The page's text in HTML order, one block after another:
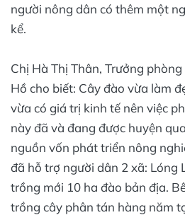
người nông dân có thêm một
kể.
Chị Hà Thị Thân, Trưởng
Hồ cho biết: Cây đào vừa làm
vừa có giá trị kinh tế nên việc
này đã và đang được huyện
nguồn vốn phát triển nông
đã hỗ trợ người dân 2 xã: Lóng
trồng mới 10 ha đào bản địa.
trồng cây phân tán hàng năm